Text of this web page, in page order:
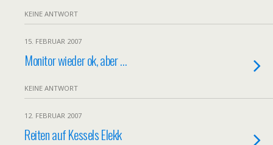
KEINE ANTWORT
15. FEBRUAR 2007
Monitor wieder ok, aber …
KEINE ANTWORT
12. FEBRUAR 2007
Reiten auf Kessels Elekk